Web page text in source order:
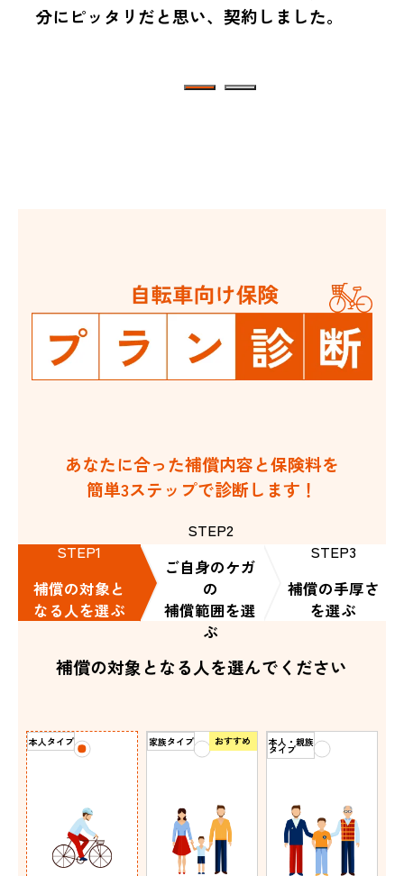
分にピッタリだと思い、契約しました。
あなたに合った補償内容と保険料を
簡単3ステップで診断します！
STEP1
補償の対象と
なる人を選ぶ
STEP2
ご自身のケガ
の
補償範囲を選
ぶ
STEP3
補償の手厚さ
を選ぶ
補償の対象となる人を選んでください
本人タイプ 家族タイプ おすすめ 本人・親族
タイプ